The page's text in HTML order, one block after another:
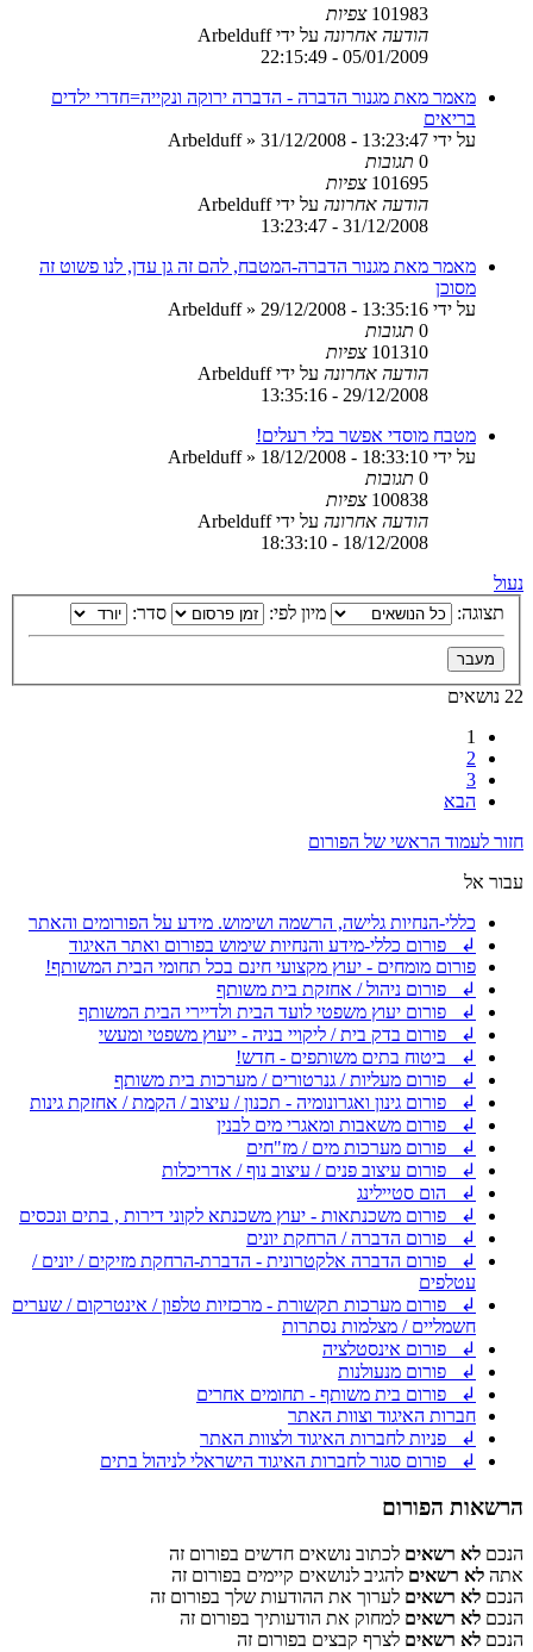
101983 צפיות
הודעה אחרונה על ידיArbelduff
05/01/2009 - 22:15:49
מאמר מאת מגנור הדברה - הדברה ירוקה ונקייה=חדרי ילדים
בריאים
על ידי
Arbelduff» 31/12/2008 - 13:23:47
0 תגובות
101695 צפיות
הודעה אחרונה על ידיArbelduff
31/12/2008 - 13:23:47
מאמר מאת מגנור הדברה-המטבח, להם זה גן עדן, לנו פשוט זה
מסוכן
על ידי
Arbelduff» 29/12/2008 - 13:35:16
0 תגובות
101310 צפיות
הודעה אחרונה על ידיArbelduff
29/12/2008 - 13:35:16
מטבח מוסדי אפשר בלי רעלים!
על ידי
Arbelduff» 18/12/2008 - 18:33:10
0 תגובות
100838 צפיות
הודעה אחרונה על ידיArbelduff
18/12/2008 - 18:33:10
נעול
תצוגה:
מיון לפי: סדר:
22 נושאים
1
2
3
הבא
חזור לעמוד הראשי של הפורום
עבור אל
כללי-הנחיות גלישה, הרשמה ושימוש. מידע על הפורומים והאתר
↲ פורום כללי-מידע והנחיות שימוש בפורום ואתר האיגוד
פורום מומחים - יעוץ מקצועי חינם בכל תחומי הבית המשותף!
↲ פורום ניהול / אחזקת בית משותף
↲ פורום יעוץ משפטי לועד הבית ולדיירי הבית המשותף
↲ פורום בדק בית / ליקויי בניה - ייעוץ משפטי ומעשי
↲ ביטוח בתים משותפים - חדש!
↲ פורום מעליות / גנרטורים / מערכות בית משותף
↲ פורום גינון ואגרונומיה - תכנון / עיצוב / הקמת / אחזקת גינות
↲ פורום משאבות ומאגרי מים לבנין
↲ פורום מערכות מים / מז"חים
↲ פורום עיצוב פנים / עיצוב נוף / אדריכלות
↲ הום סטיילינג
↲ פורום משכנתאות - יעוץ משכנתא לקוני דירות , בתים ונכסים
↲ פורום הדברה / הרחקת יונים
↲ פורום הדברה אלקטרונית - הדברת-הרחקת מזיקים / יונים /
עטלפים
↲ פורום מערכות תקשורת - מרכזיות טלפון / אינטרקום / שערים
חשמליים / מצלמות נסתרות
↲ פורום אינסטלציה
↲ פורום מנעולנות
↲ פורום בית משותף - תחומים אחרים
חברות האיגוד וצוות האתר
↲ פניות לחברות האיגוד ולצוות האתר
↲ פורום סגור לחברות האיגוד הישראלי לניהול בתים
הרשאות הפורום
הנכם לא רשאים לכתוב נושאים חדשים בפורום זה
אתה לא רשאים להגיב לנושאים קיימים בפורום זה
הנכם לא רשאים לערוך את ההודעות שלך בפורום זה
הנכם לא רשאים למחוק את הודעותיך בפורום זה
הנכם לא רשאים לצרף קבצים בפורום זה